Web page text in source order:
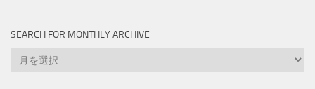
SEARCH FOR MONTHLY ARCHIVE
Search